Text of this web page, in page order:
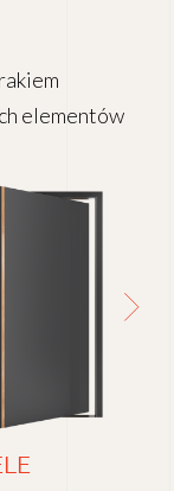
elementów